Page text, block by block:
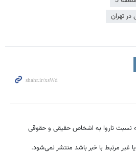
تهران
نسبت ناروا به اشخاص حقیقی و حقوقی
غیر مرتبط با خبر باشد منتشر نمی‌شود.